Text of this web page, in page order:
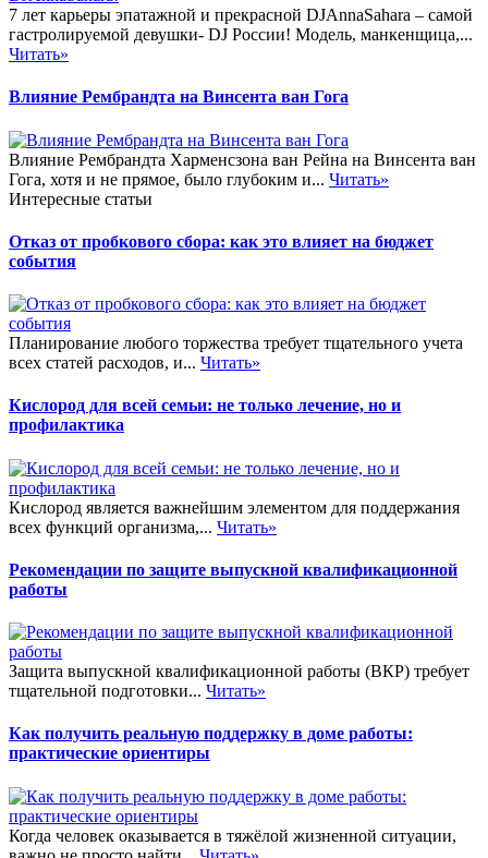
7 лет карьеры эпатажной и прекрасной DJAnnaSahara – самой
гастролируемой девушки- DJ России! Модель, манкенщица,...
Читать»
Влияние Рембрандта на Винсента ван Гога
Влияние Рембрандта Харменсзона ван Рейна на Винсента ван
Гога, хотя и не прямое, было глубоким и... Читать»
Интересные статьи
Отказ от пробкового сбора: как это влияет на бюджет
события
Планирование любого торжества требует тщательного учета
всех статей расходов, и... Читать»
Кислород для всей семьи: не только лечение, но и
профилактика
Кислород является важнейшим элементом для поддержания
всех функций организма,... Читать»
Рекомендации по защите выпускной квалификационной
работы
Защита выпускной квалификационной работы (ВКР) требует
тщательной подготовки... Читать»
Как получить реальную поддержку в доме работы:
практические ориентиры
Когда человек оказывается в тяжёлой жизненной ситуации,